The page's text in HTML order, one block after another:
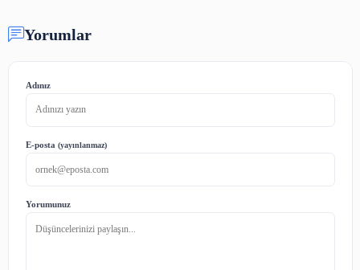
Bonus Tavsiyeler:
Bir okuma listesi oluşturun (motivasyon için)
Kitap sitelerindeki indirimleri takip edin (uygun
için)
Kütüphanelerden yararlanın
Keyif almadığınız bir kitabı yarıda bırakmaktan
Kalem kullanın